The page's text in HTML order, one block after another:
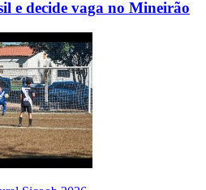
e decide vaga no Mineirão